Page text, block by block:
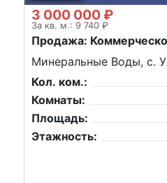
3 000 000 ₽
За кв. м.: 9 740 ₽
Продажа:
Минеральные Воды, с.
Кол. ком.:
Комнаты:
Площадь:
Этажность: